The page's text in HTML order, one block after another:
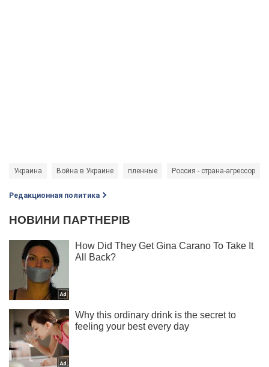
Украина Война в Украине пленные Россия - страна-агрессор
Редакционная политика